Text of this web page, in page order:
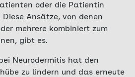
oder die Patientin
Ansätze, von denen
mehrere kombiniert zum
gibt es.
Neurodermitis hat den
zu lindern und das erneute